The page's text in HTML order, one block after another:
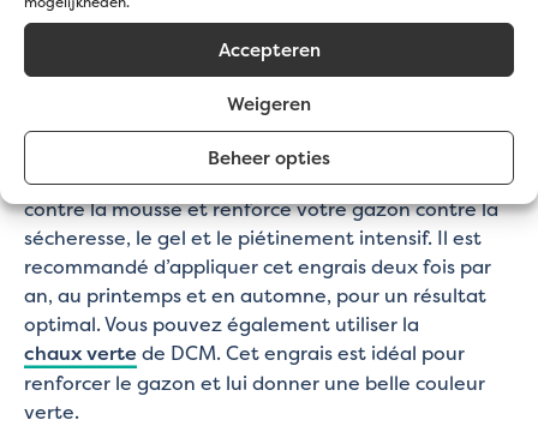
Accepteren
Weigeren
Beheer opties
Quel engrais utiliser pour un gazon vert ?
Pour un gazon vert et sain, choisissez
. Cet engrais professionnel contient
une combinaison d’éléments nutritifs, dont le
magnésium, qui garantissent un gazon d’un vert
profond. L’engrais a également un effet indirect
contre la mousse et renforce votre gazon contre la
sécheresse, le gel et le piétinement intensif. Il est
recommandé d’appliquer cet engrais deux fois par
an, au printemps et en automne, pour un résultat
optimal. Vous pouvez également utiliser la
chaux verte de DCM. Cet engrais est idéal pour
renforcer le gazon et lui donner une belle couleur
verte.